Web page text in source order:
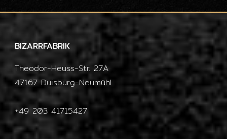
BIZARRFABRIK
Theodor-Heuss-Str. 27A
47167 Duisburg-Neumühl
+49 203 41715427